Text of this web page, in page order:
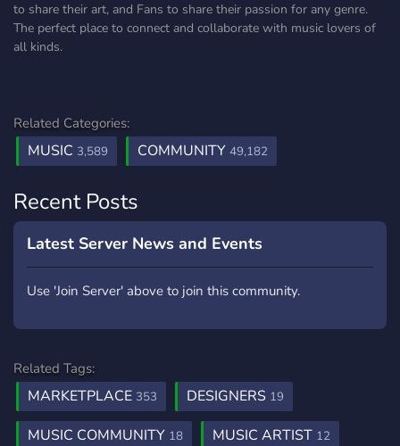
to share their art, and Fans to share their passion for any genre.
The perfect place to connect and collaborate with music lovers of
all kinds.
Related Categories:
MUSIC 3,589 COMMUNITY 49,182
Recent Posts
Latest Server News and Events
Use 'Join Server' above to join this community.
Related Tags:
MARKETPLACE 353 DESIGNERS 19
MUSIC COMMUNITY 18 MUSIC ARTIST 12